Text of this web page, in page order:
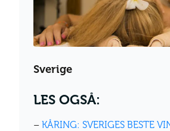
Sverige
LES OGSÅ:
– KÅRING: SVERIGES BESTE